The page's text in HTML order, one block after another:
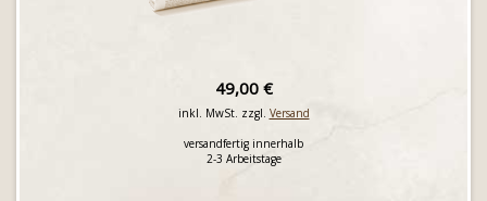
49,00 €
inkl. MwSt. zzgl. Versand
versandfertig innerhalb
2-3 Arbeitstage